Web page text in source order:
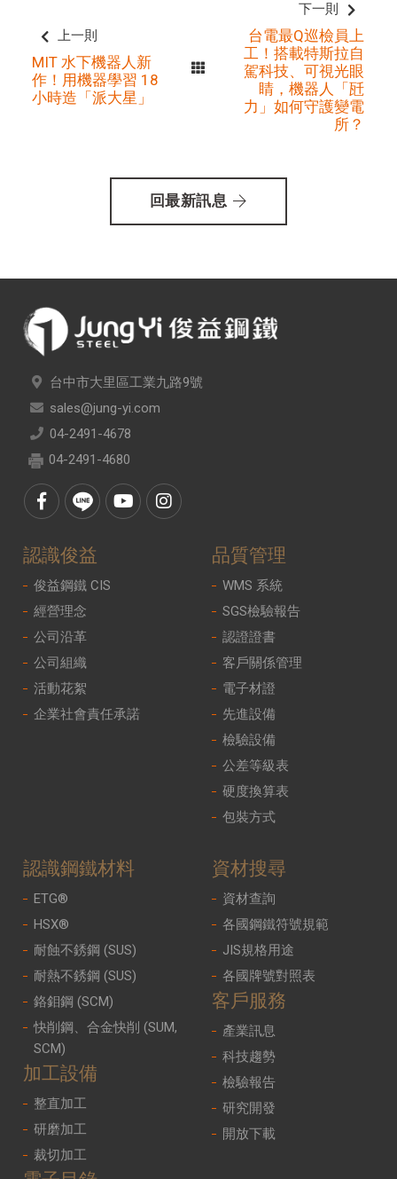
上一則
MIT 水下機器人新
作！用機器學習 18
小時造「派大星」
下一則
台電最Q巡檢員上
工！搭載特斯拉自
駕科技、可視光眼
睛，機器人「瓩
力」如何守護變電
所？
回最新訊息
台中市大里區工業九路9號
sales@jung-yi.com
04-2491-4678
04-2491-4680
認識俊益
俊益鋼鐵 CIS
經營理念
公司沿革
公司組織
活動花絮
企業社會責任承諾
品質管理
WMS 系統
SGS檢驗報告
認證證書
客戶關係管理
電子材證
先進設備
檢驗設備
公差等級表
硬度換算表
包裝方式
認識鋼鐵材料
ETG®
HSX®
耐蝕不銹鋼 (SUS)
耐熱不銹鋼 (SUS)
鉻鉬鋼 (SCM)
快削鋼、合金快削 (SUM,
SCM)
加工設備
整直加工
研磨加工
裁切加工
資材搜尋
資材查詢
各國鋼鐵符號規範
JIS規格用途
各國牌號對照表
客戶服務
產業訊息
科技趨勢
檢驗報告
研究開發
開放下載